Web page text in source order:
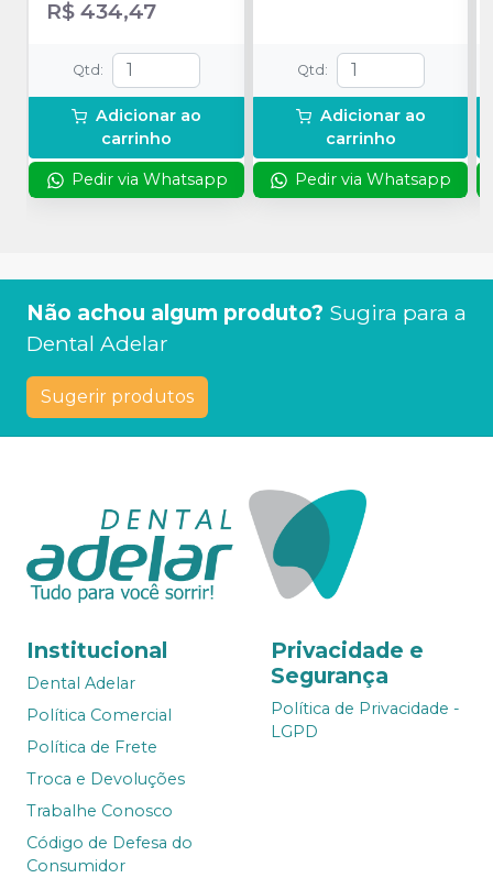
Condensação Oranwash
Silicone de
Condensação com
Catalisador Indurent Gel
de 60 ml + 1 Bloco de
Espatulação.
R$ 434,47
Qtd :
Adicionar ao
carrinho
Pedir via Whatsapp
Qtd :
Adicionar ao
carrinho
Pedir via Whatsapp
Não achou algum produto? Sugira para a
Dental Adelar
Sugerir produtos
Institucional
Dental Adelar
Política Comercial
Política de Frete
Troca e Devoluções
Trabalhe Conosco
Código de Defesa do
Consumidor
Privacidade e
Segurança
Política de Privacidade -
LGPD